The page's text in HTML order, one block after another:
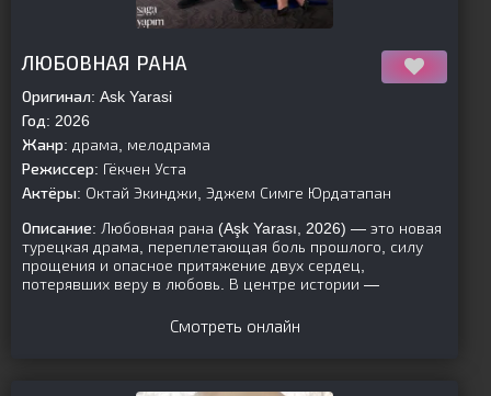
ЛЮБОВНАЯ РАНА
Оригинал: Ask Yarasi
Год: 2026
Жанр: драма, мелодрама
Режиссер: Гёкчен Уста
Актёры: Октай Экинджи, Эджем Симге Юрдатапан
Описание: Любовная рана (Aşk Yarası, 2026) — это новая
турецкая драма, переплетающая боль прошлого, силу
прощения и опасное притяжение двух сердец,
потерявших веру в любовь. В центре истории —
Смотреть онлайн